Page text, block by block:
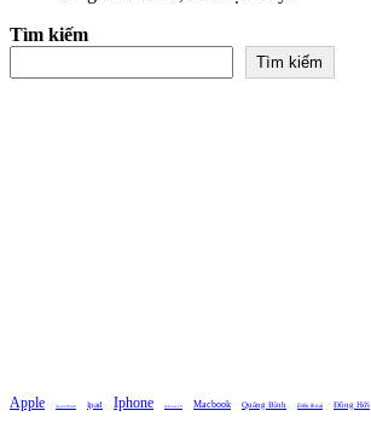
Tìm kiếm
Tìm kiếm
Apple Apple Watch Ipad Iphone Iphone 16 Macbook Quảng Bình Điện thoại Đồng Hới